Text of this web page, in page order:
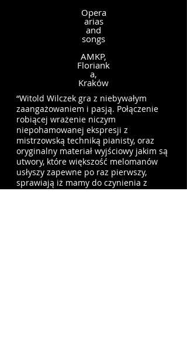
Opera
arias
and
songs
AMKP,
Floriank
a,
Kraków
“Witold Wilczek gra z niebywałym
zaangażowaniem i pasją. Połączenie
robiącej wrażenie niczym
niepohamowanej ekspresji z
mistrzowską techniką pianisty, oraz
oryginalny materiał wyjściowy jakim są
utwory, które większość melomanów
usłyszy zapewne po raz pierwszy,
sprawiają iż mamy do czynienia z
recitalem pod każdym względem